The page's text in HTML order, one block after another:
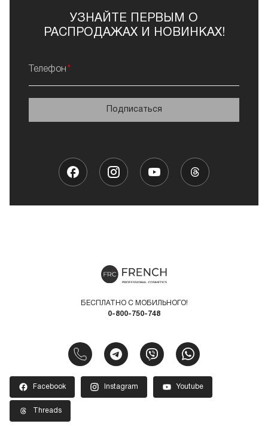
УЗНАЙТЕ ПЕРВЫМ О
РАСПРОДАЖАХ И НОВИНКАХ!
Телефон
Подписаться
БЕСПЛАТНО С МОБИЛЬНОГО!
0-800-750-748
Facebook Instagram Youtube
Threads